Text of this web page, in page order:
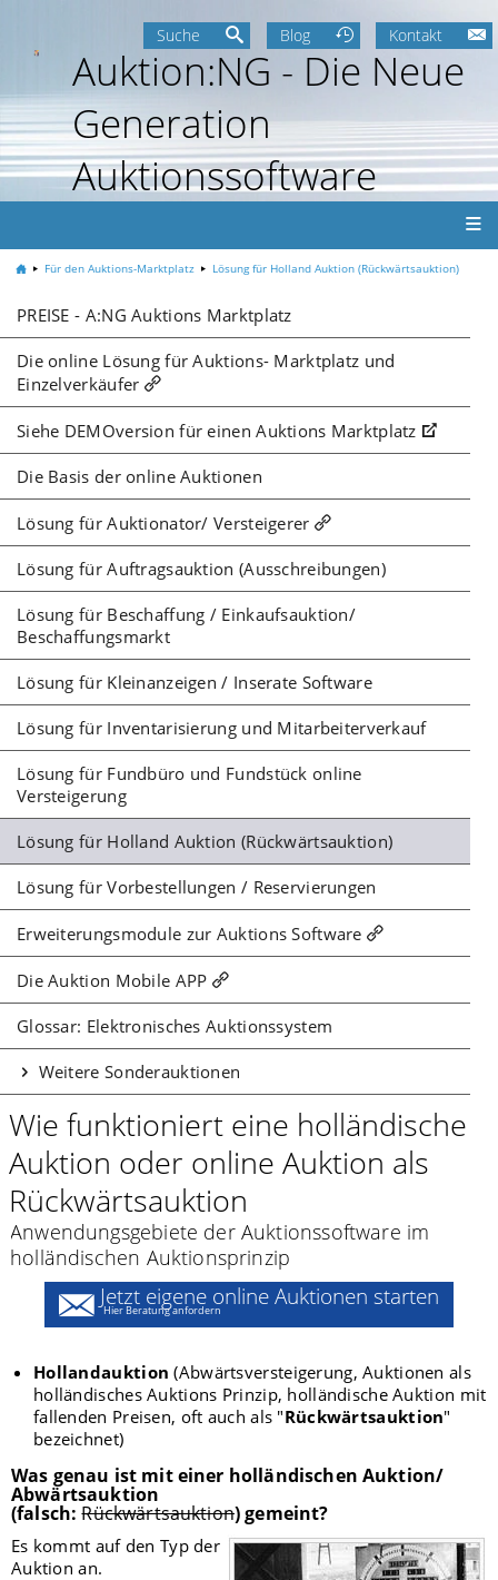
Auktion:NG - Die Neue
Generation
Auktionssoftware
Suche Blog Kontakt
Für den Auktions-Marktplatz Lösung für Holland Auktion (Rückwärtsauktion)
PREISE - A:NG Auktions Marktplatz
Die online Lösung für Auktions- Marktplatz und
Einzelverkäufer
Siehe DEMOversion für einen Auktions Marktplatz
Die Basis der online Auktionen
Lösung für Auktionator/ Versteigerer
Lösung für Auftragsauktion (Ausschreibungen)
Lösung für Beschaffung / Einkaufsauktion/
Beschaffungsmarkt
Lösung für Kleinanzeigen / Inserate Software
Lösung für Inventarisierung und Mitarbeiterverkauf
Lösung für Fundbüro und Fundstück online
Versteigerung
Lösung für Holland Auktion (Rückwärtsauktion)
Lösung für Vorbestellungen / Reservierungen
Erweiterungsmodule zur Auktions Software
Die Auktion Mobile APP
Glossar: Elektronisches Auktionssystem
Weitere Sonderauktionen
Wie funktioniert eine holländische
Auktion oder online Auktion als
Rückwärtsauktion
Anwendungsgebiete der Auktionssoftware im
holländischen Auktionsprinzip
Jetzt eigene online Auktionen starten
Hier Beratung anfordern
Hollandauktion(Abwärtsversteigerung, Auktionen als
holländisches Auktions Prinzip, holländische Auktion mit
fallenden Preisen, oft auch als "Rückwärtsauktion"
bezeichnet)
Was genau ist mit einer holländischen Auktion/
Abwärtsauktion
(falsch:Rückwärtsauktion) gemeint?
Es kommt auf den Typ der
Auktion an.